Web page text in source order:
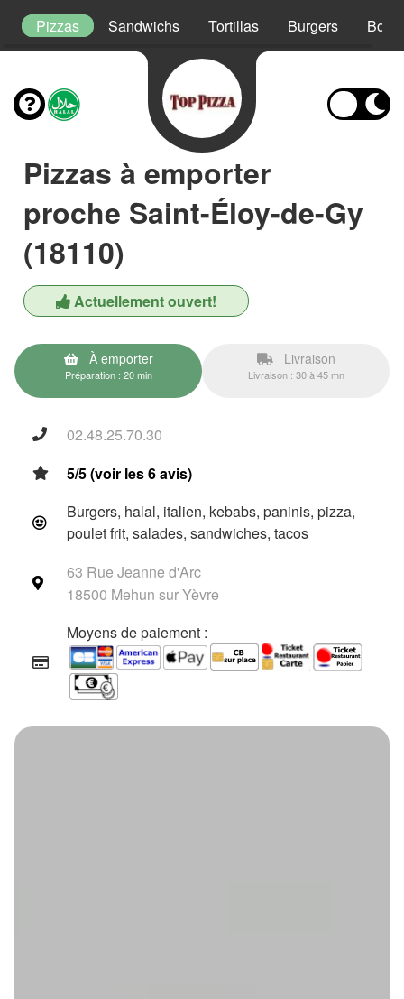
Pizzas Sandwichs Tortillas Burgers Boxs
Pizzas à emporter
proche Saint-Éloy-de-Gy
(18110)
Actuellement ouvert!
À emporter
Préparation : 20 min
Livraison
Livraison : 30 à 45 mn
02.48.25.70.30
5/5 (voir les 6 avis)
Burgers, halal, italien, kebabs, paninis, pizza,
poulet frit, salades, sandwiches, tacos
63 Rue Jeanne d'Arc
18500 Mehun sur Yèvre
Moyens de paiement :